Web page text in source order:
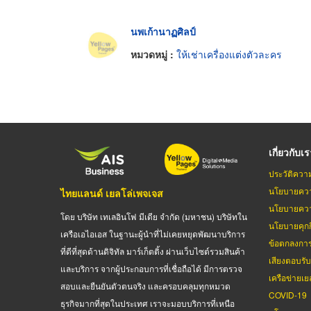
นพเก้านาฏศิลป์
หมวดหมู่ : ให้เช่าเครื่องแต่งตัวละคร
ไทยแลนด์ เยลโล่เพจเจส
โดย บริษัท เทเลอินโฟ มีเดีย จำกัด (มหาชน) บริษัทใน
เครือเอไอเอส ในฐานะผู้นำที่ไม่เคยหยุดพัฒนาบริการ
ที่ดีที่สุดด้านดิจิทัล มาร์เก็ตติ้ง ผ่านเว็บไซต์รวมสินค้า
และบริการ จากผู้ประกอบการที่เชื่อถือได้ มีการตรวจ
สอบและยืนยันตัวตนจริง และครอบคลุมทุกหมวด
ธุรกิจมากที่สุดในประเทศ เราจะมอบบริการที่เหนือ
เกี่ยวกับเ
ประวัติควา
นโยบายค
นโยบายคว
นโยบายคุก
ข้อตกลงกา
เสียงตอบ
เครือข่ายเ
COVID-19